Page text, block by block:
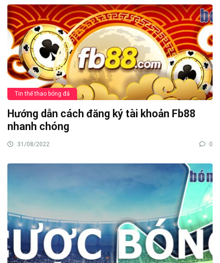
Tin thể thao bóng đá
Hướng dẫn cách đăng ký tài khoản Fb88
nhanh chóng
31/08/2022 0